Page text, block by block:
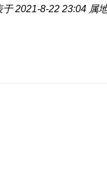
于 2021-8-22 23:04 属